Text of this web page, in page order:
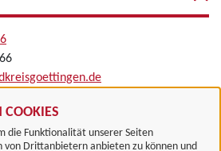
die Funktionalität unserer Seiten
von Drittanbietern anbieten zu können und